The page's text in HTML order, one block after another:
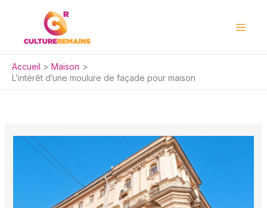
Accueil
Maison
L’intérêt d’une moulure de façade pour maison